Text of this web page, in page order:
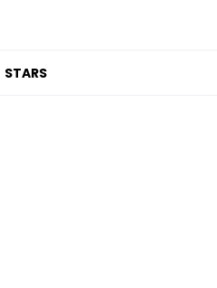
STARS